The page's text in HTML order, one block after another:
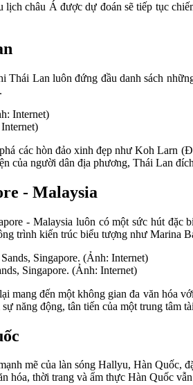
châu Á được dự đoán sẽ tiếp tục
Thái Lan luôn đứng đầu danh sách
các hòn đảo xinh đẹp như Koh Larn
của người dân địa phương, Thái Lan
- Malaysia
- Malaysia luôn có một sức hút đặc
trình kiến trúc biểu tượng như Marina
Singapore. (Ảnh: Internet)
mang đến một không gian đa văn hóa
năng động, tân tiến của một trung tâm
mẽ của làn sóng Hallyu, Hàn Quốc,
hóa, thời trang và ẩm thực Hàn Quốc